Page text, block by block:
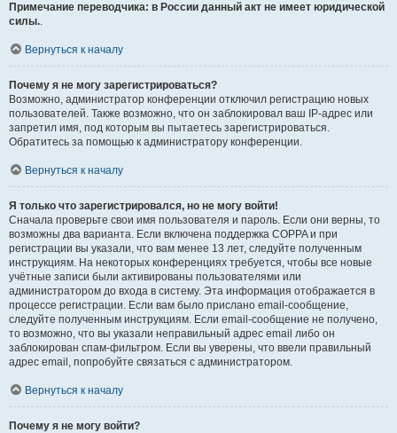
Примечание переводчика: в России данный акт не имеет юридической
силы..
Вернуться к началу
Почему я не могу зарегистрироваться?
Возможно, администратор конференции отключил регистрацию новых
пользователей. Также возможно, что он заблокировал ваш IP-адрес или
запретил имя, под которым вы пытаетесь зарегистрироваться.
Обратитесь за помощью к администратору конференции.
Вернуться к началу
Я только что зарегистрировался, но не могу войти!
Сначала проверьте свои имя пользователя и пароль. Если они верны, то
возможны два варианта. Если включена поддержка COPPA и при
регистрации вы указали, что вам менее 13 лет, следуйте полученным
инструкциям. На некоторых конференциях требуется, чтобы все новые
учётные записи были активированы пользователями или
администратором до входа в систему. Эта информация отображается в
процессе регистрации. Если вам было прислано email-сообщение,
следуйте полученным инструкциям. Если email-сообщение не получено,
то возможно, что вы указали неправильный адрес email либо он
заблокирован спам-фильтром. Если вы уверены, что ввели правильный
адрес email, попробуйте связаться с администратором.
Вернуться к началу
Почему я не могу войти?